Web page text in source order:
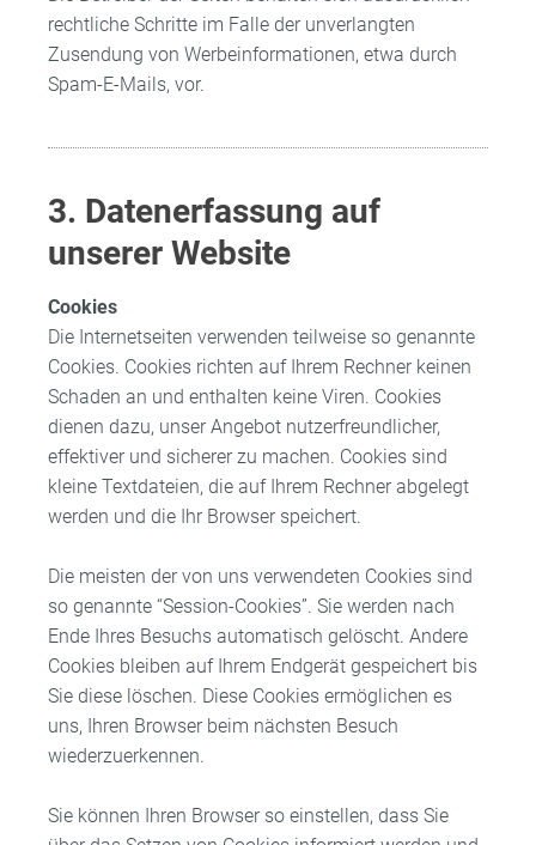
rechtliche Schritte im Falle der unverlangten
Zusendung von Werbeinformationen, etwa durch
Spam-E-Mails, vor.
3. Datenerfassung auf
unserer Website
Cookies
Die Internetseiten verwenden teilweise so genannte
Cookies. Cookies richten auf Ihrem Rechner keinen
Schaden an und enthalten keine Viren. Cookies
dienen dazu, unser Angebot nutzerfreundlicher,
effektiver und sicherer zu machen. Cookies sind
kleine Textdateien, die auf Ihrem Rechner abgelegt
werden und die Ihr Browser speichert.
Die meisten der von uns verwendeten Cookies sind
so genannte “Session-Cookies”. Sie werden nach
Ende Ihres Besuchs automatisch gelöscht. Andere
Cookies bleiben auf Ihrem Endgerät gespeichert bis
Sie diese löschen. Diese Cookies ermöglichen es
uns, Ihren Browser beim nächsten Besuch
wiederzuerkennen.
Sie können Ihren Browser so einstellen, dass Sie